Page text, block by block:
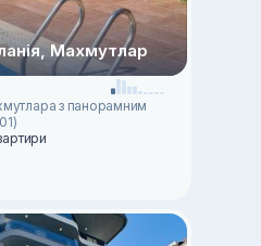
Махмутлар
з панорамним